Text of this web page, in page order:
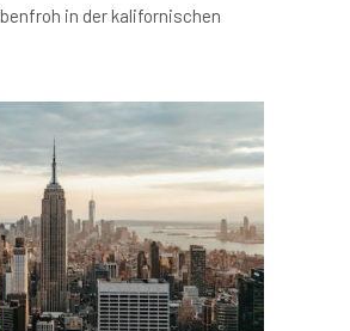
in der kalifornischen